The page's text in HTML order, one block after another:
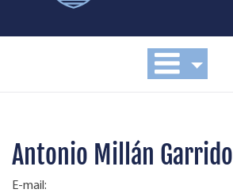
Antonio Millán Garrido
E-mail: